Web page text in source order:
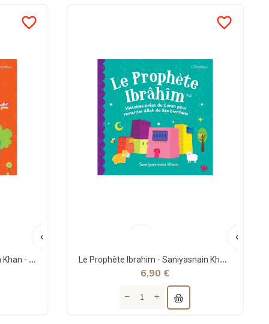
favorite_border
Allah, le Créateur - Saniyasnain Khan - Orientica
favorite_border
Le Prophète Ibrahim - Saniyasnain Khan - Orientica
6,90 €